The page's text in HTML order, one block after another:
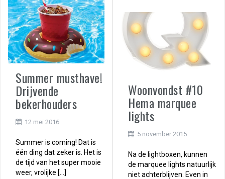
Summer musthave!
Drijvende
bekerhouders
12 mei 2016
Summer is coming! Dat is
één ding dat zeker is. Het is
de tijd van het super mooie
weer, vrolijke […]
Woonvondst #10
Hema marquee
lights
5 november 2015
Na de lightboxen, kunnen
de marquee lights natuurlijk
niet achterblijven. Even in